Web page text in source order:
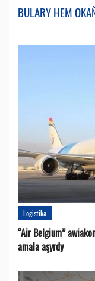
BULARY HEM
Logistika
“Air Belgium”
amala aşyrdy